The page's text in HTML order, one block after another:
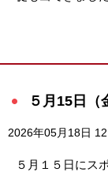
５月15日（
2026年05月18日
５月１５日にス